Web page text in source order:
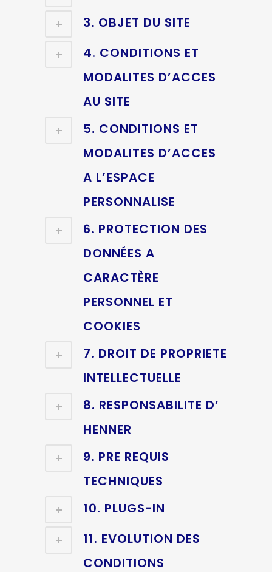
3. OBJET DU SITE
4. CONDITIONS ET
MODALITES D’ACCES
AU SITE
5. CONDITIONS ET
MODALITES D’ACCES
A L’ESPACE
PERSONNALISE
6. PROTECTION DES
DONNÉES A
CARACTÈRE
PERSONNEL ET
COOKIES
7. DROIT DE PROPRIETE
INTELLECTUELLE
8. RESPONSABILITE D’
HENNER
9. PRE REQUIS
TECHNIQUES
10. PLUGS-IN
11. EVOLUTION DES
CONDITIONS